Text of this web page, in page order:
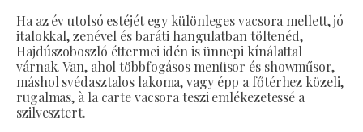
Ha az év utolsó estéjét egy különleges vacsora mellett, jó
italokkal, zenével és baráti hangulatban töltenéd,
Hajdúszoboszló éttermei idén is ünnepi kínálattal
várnak. Van, ahol többfogásos menüsor és showműsor,
máshol svédasztalos lakoma, vagy épp a főtérhez közeli,
rugalmas, à la carte vacsora teszi emlékezetessé a
szilvesztert.